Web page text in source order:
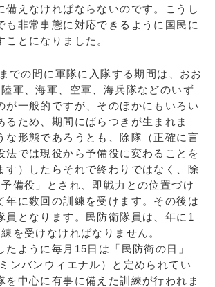
備えなければならないのです。こうし
も非常事態に対応できるように国民に
とになりました。
での間に軍隊に入隊する期間は、おお
軍、海軍、空軍、海兵隊などのいず
が一般的ですが、そのほかにもいろい
るため、期間にばらつきが生まれま
な形態であろうとも、除隊（正確に言
法では現役から予備役に変わることを
す）したらそれで終わりではなく、除
備役」とされ、即戦力との位置づけ
年に数回の訓練を受けます。その後は
員となります。民防衛隊員は、年に1
を受けなければなりません。
ように毎月15日は「民防衛の日」
ンバンウィエナル）と定められてい
を中心に有事に備えた訓練が行われま